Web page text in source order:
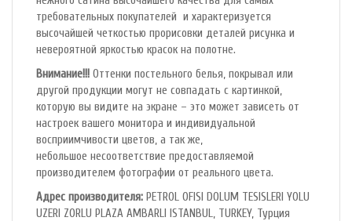
требовательных покупателей и характеризуется
высочайшей четкостью прорисовки деталей рисунка и
невероятной яркостью красок на полотне.
Внимание!!! Оттенки постельного белья, покрывал или
другой продукции могут не совпадать с картинкой,
которую вы видите на экране – это может зависеть от
настроек вашего монитора и индивидуальной
восприимчивости цветов, а так же,
небольшое несоответствие предоставляемой
производителем фотографии от реального цвета.
Адрес производителя: PETROL OFlSl DOLUM TESISLERI YOLU
UZERI ZORLU PLAZA AMBARLI ISTANBUL, TURKEY, Турция